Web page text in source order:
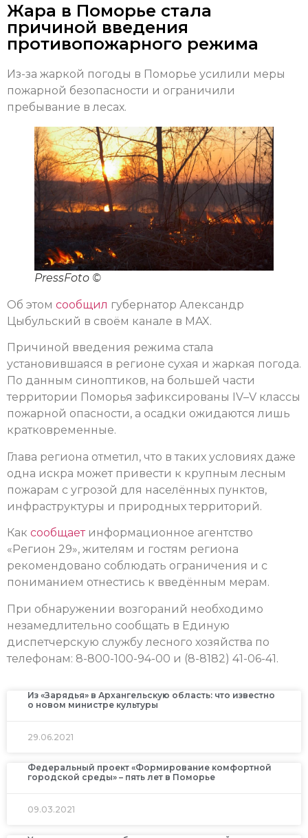
Жара в Поморье стала
причиной введения
противопожарного режима
Из-за жаркой погоды в Поморье усилили меры
пожарной безопасности и ограничили
пребывание в лесах.
PressFoto ©
Об этом сообщил губернатор Александр
Цыбульский в своём канале в MAX.
Причиной введения режима стала
установившаяся в регионе сухая и жаркая погода.
По данным синоптиков, на большей части
территории Поморья зафиксированы IV–V классы
пожарной опасности, а осадки ожидаются лишь
кратковременные.
Глава региона отметил, что в таких условиях даже
одна искра может привести к крупным лесным
пожарам с угрозой для населённых пунктов,
инфраструктуры и природных территорий.
Как сообщаетинформационное агентство
«Регион 29», жителям и гостям региона
рекомендовано соблюдать ограничения и с
пониманием отнестись к введённым мерам.
При обнаружении возгораний необходимо
незамедлительно сообщать в Единую
диспетчерскую службу лесного хозяйства по
телефонам: 8-800-100-94-00 и (8-8182) 41-06-41.
Из «Зарядья» в Архангельскую область: что известно
о новом министре культуры
29.06.2021
Федеральный проект «Формирование комфортной
городской среды» – пять лет в Поморье
09.03.2021